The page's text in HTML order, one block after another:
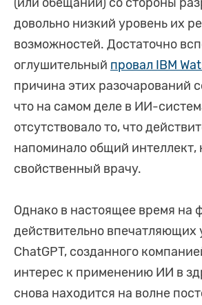
довольно низкий уровень их
возможностей. Достаточно
оглушительный провал IBM
причина этих разочарований
что на самом деле в ИИ-
отсутствовало то, что
напоминало общий
свойственный врачу.
Однако в настоящее время на
действительно впечатляющих
ChatGPT, созданного
интерес к применению ИИ в
снова находится на волне